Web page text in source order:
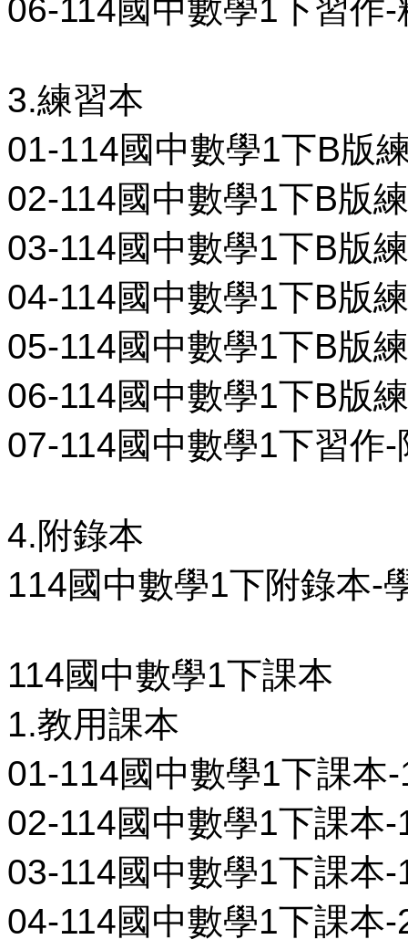
06-114國中數學1下習作
3.練習本
01-114國中數學1下B版
02-114國中數學1下B版
03-114國中數學1下B版
04-114國中數學1下B版
05-114國中數學1下B版
06-114國中數學1下B版
07-114國中數學1下習作
4.附錄本
114國中數學1下附錄本-
114國中數學1下課本
1.教用課本
01-114國中數學1下課本
02-114國中數學1下課本
03-114國中數學1下課本
04-114國中數學1下課本